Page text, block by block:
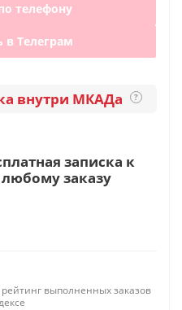
телефону
в Телеграм
внутри МКАДа ?
записка к
любому заказу
выполненных заказов